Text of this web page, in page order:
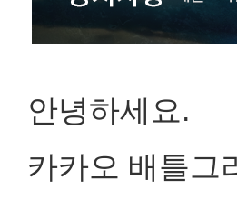
안녕하세요.
카카오 배틀그